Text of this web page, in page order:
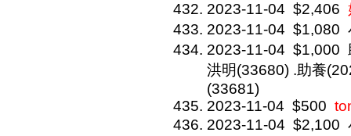
2023-11-04 $2,406
2023-11-04 $1,080
2023-11-04 $1,000
洪明(33680) .助養
(33681)
2023-11-04 $500
2023-11-04 $2,100